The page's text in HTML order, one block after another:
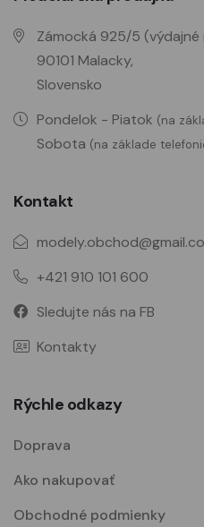
Zámocká 925/5 (výdajné
90101 Malacky,
Slovensko
Pondelok - Piatok (na
Sobota (na základe
Kontakt
+421 910 101 600
Sledujte nás na FB
Kontakty
Rýchle odkazy
Doprava
Ako nakupovať
Obchodné podmienky